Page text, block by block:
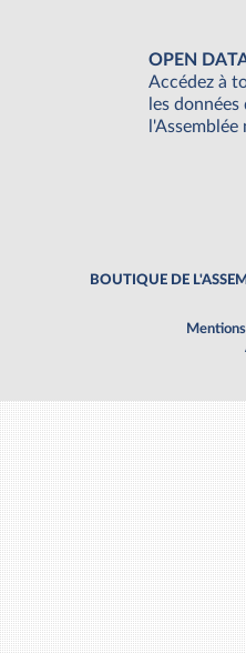
OPEN
Accédez à
les données
BOUTIQUE DE